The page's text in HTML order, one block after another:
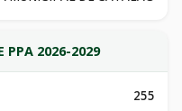
PPA 2026-2029
255